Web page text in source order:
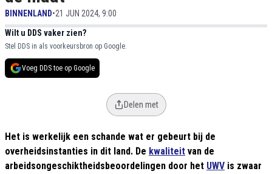
BINNENLAND•21 JUN 2024, 9:00
Wilt u DDS vaker zien?
Stel DDS in als voorkeursbron op Google.
Voeg DDS toe op Google
Delen met
Het is werkelijk een schande wat er gebeurt bij de
overheidsinstanties in dit land. De kwaliteit van de
arbeidsongeschiktheidsbeoordelingen door het UWV is zwaar